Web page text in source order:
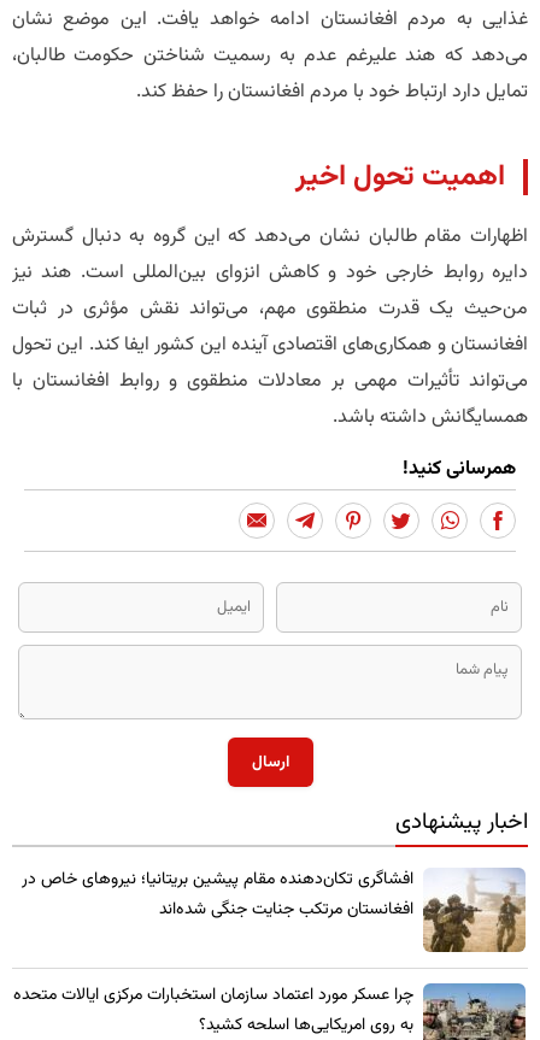
غذایی به مردم افغانستان ادامه خواهد یافت. این موضع نشان
می‌دهد که هند علیرغم عدم به رسمیت شناختن حکومت طالبان،
تمایل دارد ارتباط خود با مردم افغانستان را حفظ کند.
اهمیت تحول اخیر
اظهارات مقام طالبان نشان می‌دهد که این گروه به دنبال گسترش
دایره روابط خارجی خود و کاهش انزوای بین‌المللی است. هند نیز
من‌حیث یک قدرت منطقوی مهم، می‌تواند نقش مؤثری در ثبات
افغانستان و همکاری‌های اقتصادی آینده این کشور ایفا کند. این تحول
می‌تواند تأثیرات مهمی بر معادلات منطقوی و روابط افغانستان با
همسایگانش داشته باشد.
همرسانی کنید!
ارسال
اخبار پیشنهادی
​افشاگری تکان‌دهنده مقام پیشین بریتانیا؛ نیروهای خاص در
افغانستان مرتکب جنایت جنگی شده‌اند
چرا عسکر مورد اعتماد سازمان استخبارات مرکزی ایالات متحده
به روی امریکایی‌ها اسلحه کشید؟